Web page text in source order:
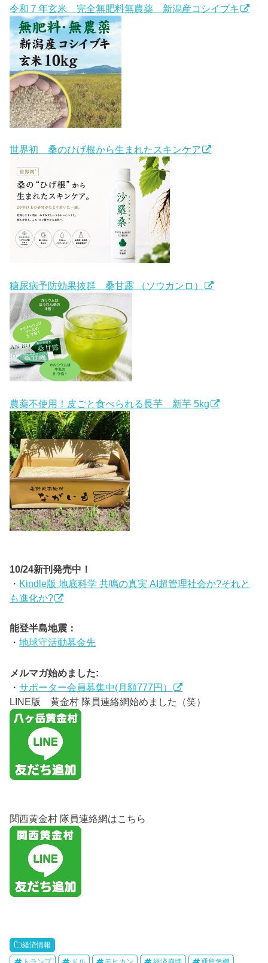
令和７年玄米 完全無肥料無農薬 新潟産コシイブキ
世界初 桑のひげ根から生まれたスキンケア
糖尿病予防効果抜群 桑甘露 （ソウカンロ）
農薬不使用！皮ごと食べられる長芋 新芋 5kg
10/24新刊発売中！
・ Kindle版 地底科学 共鳴の真実 AI超管理社会か?それと
も進化か?
能登半島地震：
・地球守活動募金先
メルマガ始めました:
・サポーター会員募集中(月額777円）
LINE版 黄金村 隊員連絡網始めました（笑）
関西黄金村 隊員連絡網はこちら
経済情報